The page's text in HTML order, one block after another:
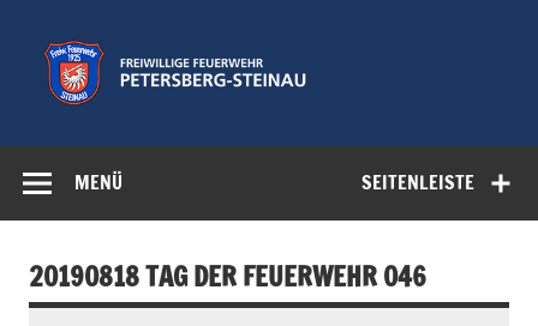
springen
Feuerwehr
Petersberg-
SEITENLEISTE
MENÜ
20190818 TAG DER FEUERWEHR 046